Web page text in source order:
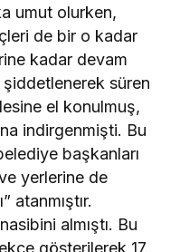
umut olurken,
de bir o kadar
kadar devam
süren
el konulmuş,
indirgenmişti. Bu
başkanları
yerlerine de
atanmıştır.
almıştı. Bu
gösterilerek 17.